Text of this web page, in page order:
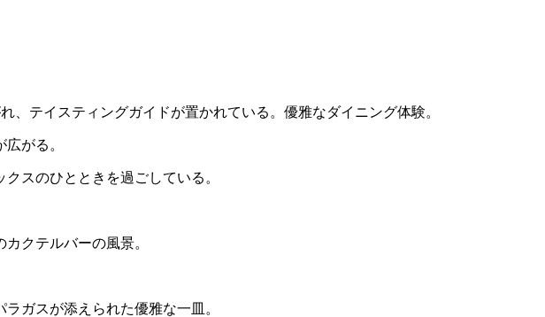
テイスティングガイドが置かれている。優雅なダイニング体験。
がる。
スのひとときを過ごしている。
クテルバーの風景。
ガスが添えられた優雅な一皿。